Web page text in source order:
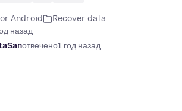
Android
Recover data
назад
отвечено1 год назад